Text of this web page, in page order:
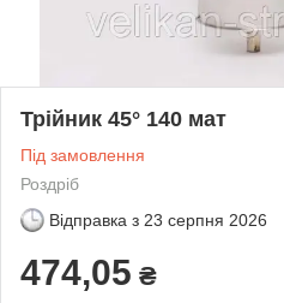
Трійник 45° 140 мат
Під замовлення
Роздріб
Відправка з 23 серпня 2026
474,05 ₴